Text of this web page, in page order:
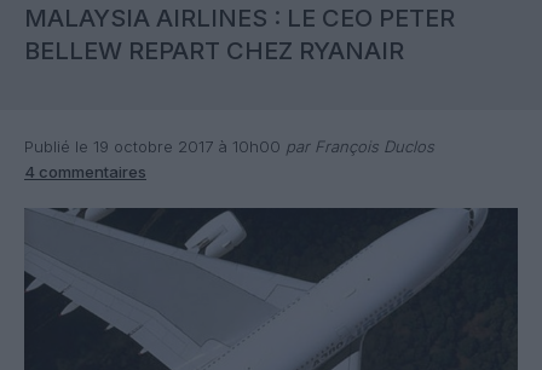
MALAYSIA AIRLINES : LE CEO PETER
BELLEW REPART CHEZ RYANAIR
Publié le 19 octobre 2017 à 10h00 par François Duclos
4 commentaires